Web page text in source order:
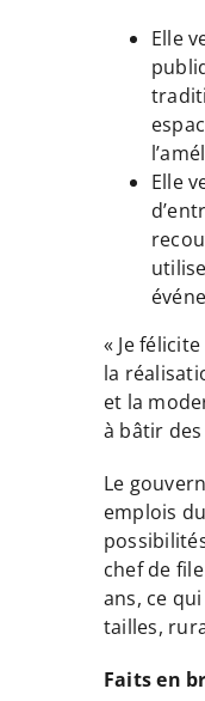
Elle
Elle
« Je
la
et la
à bâtir
Le
emplois
chef de
ans, ce
tailles,
Faits en